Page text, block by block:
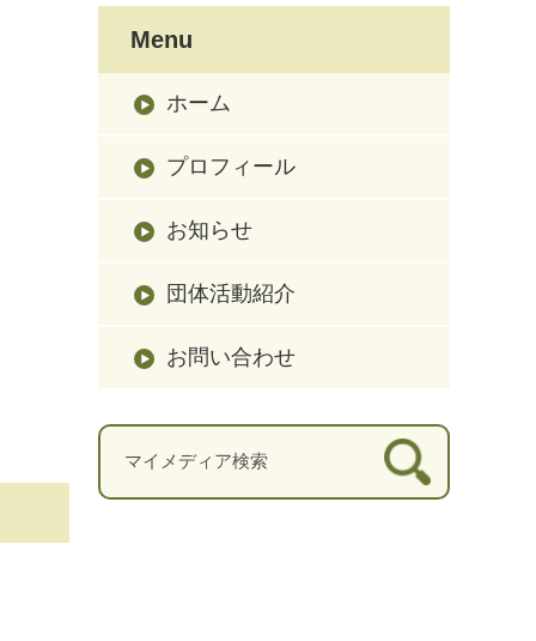
Menu
ホーム
プロフィール
お知らせ
団体活動紹介
お問い合わせ